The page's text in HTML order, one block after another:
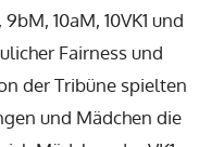
10aM, 10VK1 und
Fairness und
der Tribüne spielten
und Mädchen die